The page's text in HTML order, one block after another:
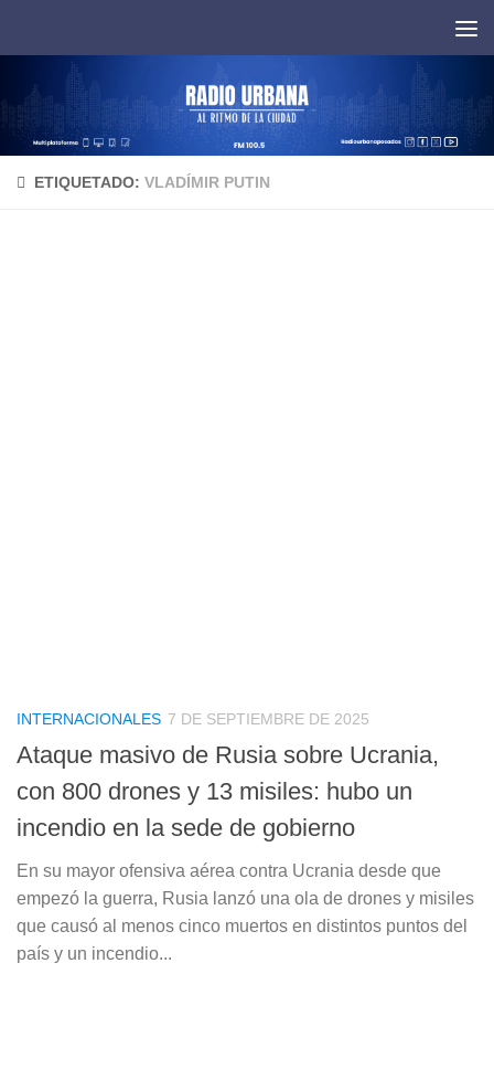
ETIQUETADO: VLADÍMIR PUTIN
INTERNACIONALES 7 DE SEPTIEMBRE DE 2025
Ataque masivo de Rusia sobre Ucrania,
con 800 drones y 13 misiles: hubo un
incendio en la sede de gobierno
En su mayor ofensiva aérea contra Ucrania desde que
empezó la guerra, Rusia lanzó una ola de drones y misiles
que causó al menos cinco muertos en distintos puntos del
país y un incendio...